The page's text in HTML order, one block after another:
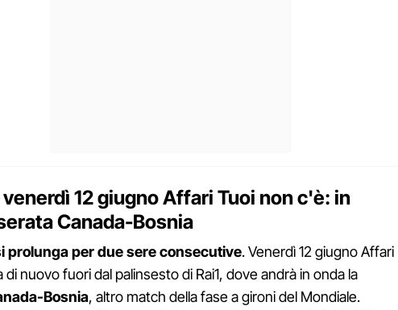
12 giugno Affari Tuoi non c'è: in
Canada-Bosnia
prolunga per due sere consecutive. Venerdì 12 giugno Affari
di nuovo fuori dal palinsesto di Rai1, dove andrà in onda la
Bosnia, altro match della fase a gironi del Mondiale.